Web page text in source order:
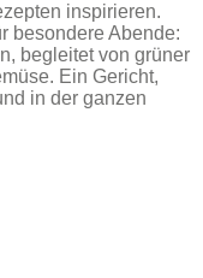
inspirieren.
besondere Abende:
begleitet von grüner
Ein Gericht,
in der ganzen